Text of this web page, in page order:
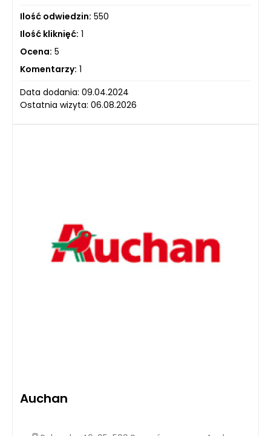
Ilość odwiedzin: 550
Ilość kliknięć: 1
Ocena: 5
Komentarzy: 1
Data dodania: 09.04.2024
Ostatnia wizyta: 06.08.2026
Auchan